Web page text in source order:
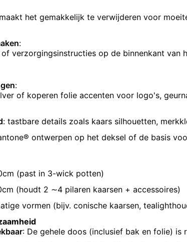
het gemakkelijk te verwijderen voor
:
verzorgingsinstructies op de binnenkant van
:
of koperen folie accenten voor logo's,
: tastbare details zoals kaars silhouetten,
ontwerpen op het deksel of de basis
(past in 3-wick potten)
(houdt 2 ∼4 pilaren kaarsen + accessoires)
vormen (bijv. conische kaarsen,
: De gehele doos (inclusief bak en folie)